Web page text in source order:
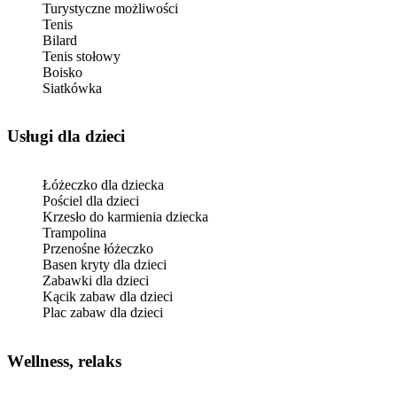
Turystyczne możliwości
Tenis
Bilard
Tenis stołowy
Boisko
Siatkówka
usługi dla dzieci
Łóżeczko dla dziecka
Pościel dla dzieci
Krzesło do karmienia dziecka
Trampolina
Przenośne łóżeczko
Basen kryty dla dzieci
Zabawki dla dzieci
Kącik zabaw dla dzieci
Plac zabaw dla dzieci
Wellness, relaks